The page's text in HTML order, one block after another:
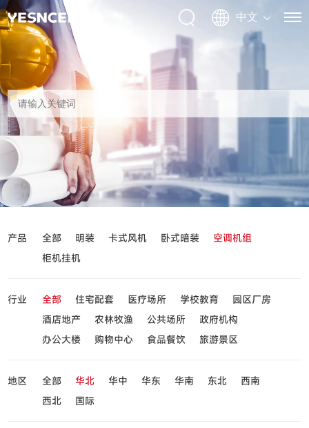
产品 全部 明装 卡式风机 卧式暗装
空调机组
柜机挂机
行业 全部 住宅配套 医疗场所 学校教育
园区厂房
酒店地产
农林牧渔 公共场所
政府机构
办公大楼
购物中心 食品餐饮 旅游景区
地区 全部 华北 华中 华东 华南 东北
西南
西北
国际